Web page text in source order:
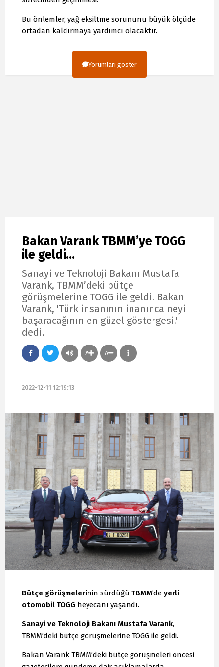
Bu önlemler, yağ eksiltme sorununu büyük ölçüde
ortadan kaldırmaya yardımcı olacaktır.
Yorumları göster
Bakan Varank TBMM’ye TOGG
ile geldi...
Sanayi ve Teknoloji Bakanı Mustafa
Varank, TBMM’deki bütçe
görüşmelerine TOGG ile geldi. Bakan
Varank, 'Türk insanının inanınca neyi
başaracağının en güzel göstergesi.'
dedi.
A A
2022-12-11 12:19:13
Bütçe görüşmelerinin sürdüğü TBMM’de yerli
otomobil TOGG heyecanı yaşandı.
Sanayi ve Teknoloji Bakanı Mustafa Varank,
TBMM’deki bütçe görüşmelerine TOGG ile geldi.
Bakan Varank TBMM’deki bütçe görüşmeleri öncesi